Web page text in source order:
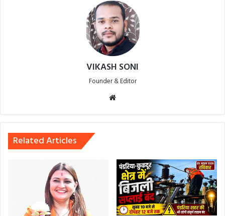
VIKASH SONI
Founder & Editor
Related Articles